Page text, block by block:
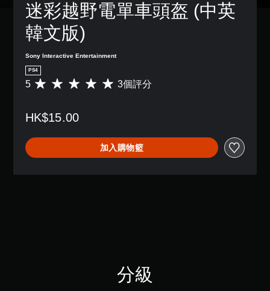
迷彩越野電單車頭盔 (中英
韓文版)
Sony Interactive Entertainment
PS4
平
分
5
顆
星
5 3個評分
HK$15.00
加入購物籃
分級